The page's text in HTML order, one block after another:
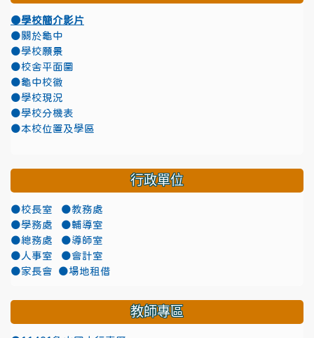
●學校簡介影片
●關於龜中
●學校願景
●校舍平面圖
●龜中校徽
●學校現況
●學校分機表
●本校位置及學區
行政單位
●校長室
●教務處
●學務處
●輔導室
●總務處
●導師室
●人事室
●會計室
●家長會
●場地租借
教師專區